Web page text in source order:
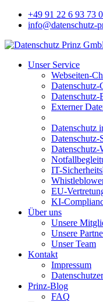
+49 91 22 6 93 73
info@datenschutz-
Unser Service
Webseiten-
Datenschutz-
Datenschutz-
Externer
Datenschutz
Datenschutz-
Datenschutz-
IT-
EU-
KI-
Über uns
Unsere
Unsere
Unser Team
Kontakt
Impressum
Prinz-Blog
FAQ